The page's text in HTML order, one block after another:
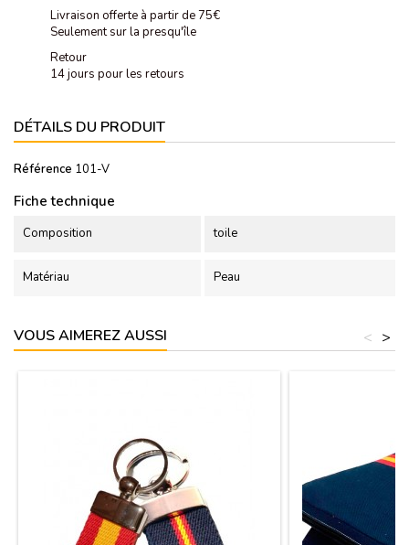
Livraison offerte à partir de 75€
Seulement sur la presqu'île
Retour
14 jours pour les retours
DÉTAILS DU PRODUIT
Référence 101-V
Fiche technique
Composition toile
Matériau Peau
VOUS AIMEREZ AUSSI >
<